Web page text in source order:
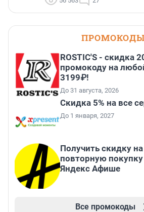
ПРОМОКОДЫ
ROSTIC'S - скидка
промокоду на
3199₽!
До 31 августа, 2026
Скидка 5% на все
До 1 января, 2027
Получить скидку
повторную
Яндекс Афише
Все промокоды